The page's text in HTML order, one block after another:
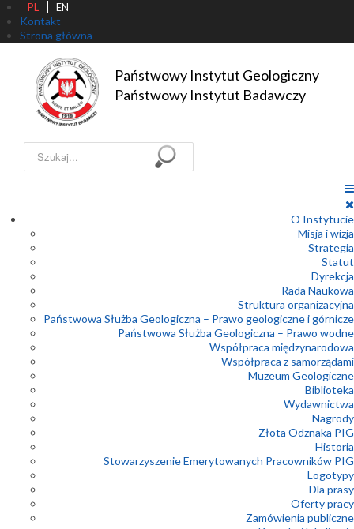
PL EN
Kontakt
Strona główna
Państwowy Instytut Geologiczny
Państwowy Instytut Badawczy
Szukaj...
O Instytucie
Misja i wizja
Strategia
Statut
Dyrekcja
Rada Naukowa
Struktura organizacyjna
Państwowa Służba Geologiczna – Prawo geologiczne i górnicze
Państwowa Służba Geologiczna – Prawo wodne
Współpraca międzynarodowa
Współpraca z samorządami
Muzeum Geologiczne
Biblioteka
Wydawnictwa
Nagrody
Złota Odznaka PIG
Historia
Stowarzyszenie Emerytowanych Pracowników PIG
Logotypy
Dla prasy
Oferty pracy
Zamówienia publiczne